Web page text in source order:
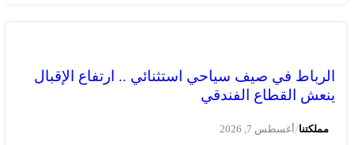
الرباط في صيف سياحي استثنائي .. ارتفاع الإقبال
ينعش القطاع الفندقي
مملكتنا/أغسطس 7, 2026